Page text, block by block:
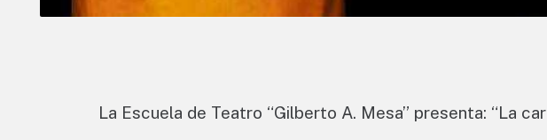
La Escuela de Teatro “Gilberto A. Mesa” presenta: “La